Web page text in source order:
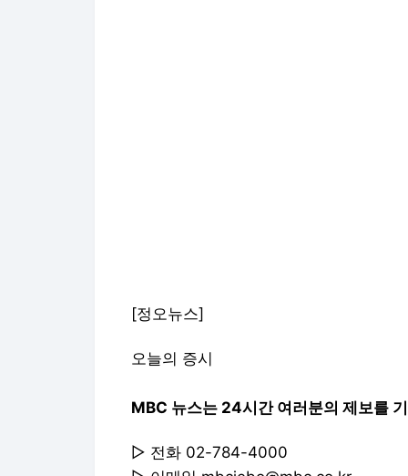
[정오뉴스]
오늘의 증시
MBC 뉴스는 24시간 여러분의 제보를
▷ 전화 02-784-4000